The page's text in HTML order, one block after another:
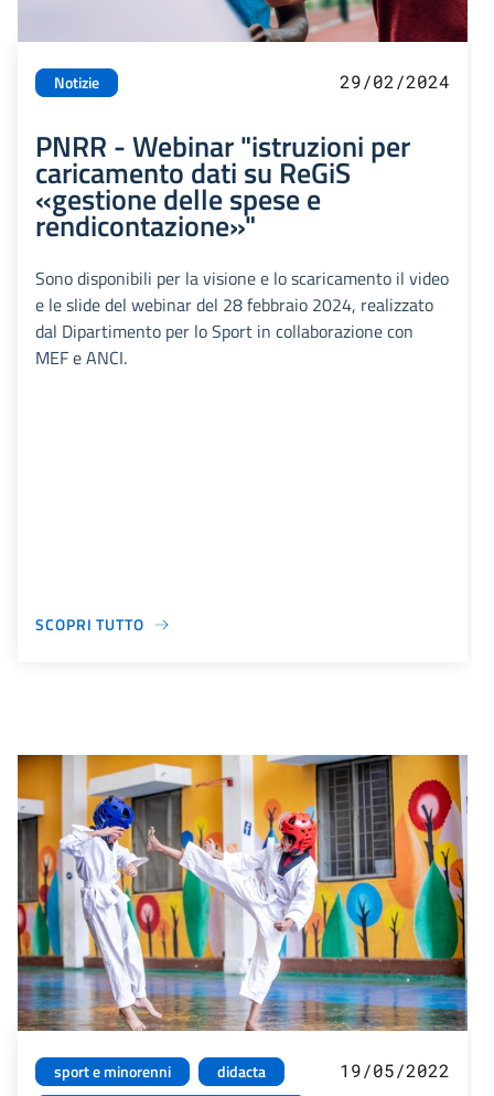
Notizie 29/02/2024
PNRR - Webinar "istruzioni per
caricamento dati su ReGiS
«gestione delle spese e
rendicontazione»"
Sono disponibili per la visione e lo scaricamento il video
e le slide del webinar del 28 febbraio 2024, realizzato
dal Dipartimento per lo Sport in collaborazione con
MEF e ANCI.
SCOPRI TUTTO
sport e minorenni
didacta
19/05/2022